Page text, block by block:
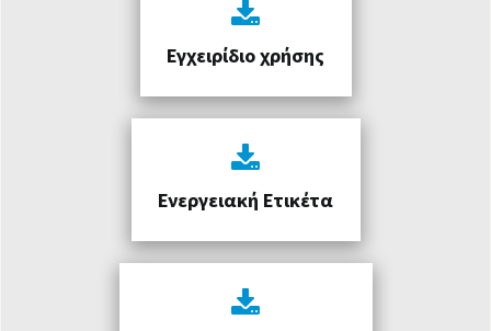
Εγχειρίδιο χρήσης
Ενεργειακή Ετικέτα